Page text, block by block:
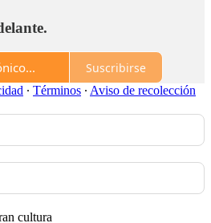
Suscribirse
∙ Términos ∙ Aviso de recolección
cultura